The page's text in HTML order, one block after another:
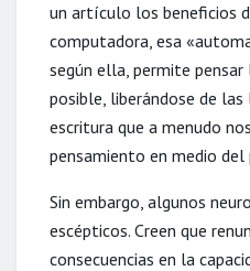
un artículo los beneficios
computadora, esa
según ella, permite
posible, liberándose de
escritura que a menudo
pensamiento en medio
Sin embargo, algunos
escépticos. Creen que
consecuencias en la